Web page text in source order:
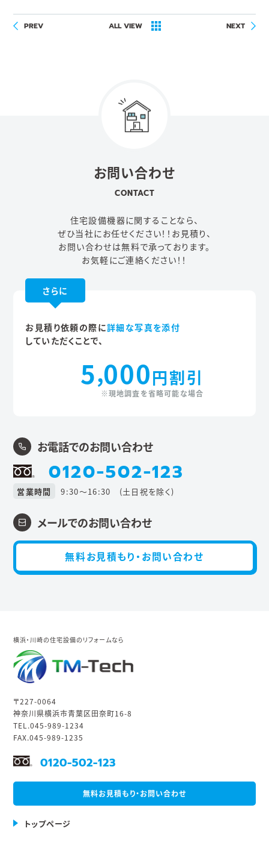
PREV ALL VIEW NEXT
お問い合わせ
CONTACT
住宅設備機器に関することなら、
ぜひ当社にお任せください！！ お見積り、
お問い合わせは無料で承っております。
お気軽にご連絡ください！！
さらに
お見積り依頼の際に詳細な写真を添付
していただくことで、
5,000円割引
※現地調査を省略可能な場合
お電話でのお問い合わせ
0120-502-123
営業時間 9:30〜16:30 (土日祝を除く)
メールでのお問い合わせ
無料お見積もり・お問い合わせ
横浜・川崎の住宅設備のリフォームなら
〒227-0064
神奈川県横浜市青葉区田奈町16-8
TEL.045-989-1234
FAX.045-989-1235
0120-502-123
無料お見積もり・お問い合わせ
トップページ